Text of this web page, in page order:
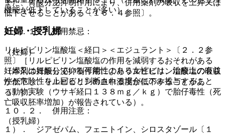
機能が低下していることが多い）。
妊婦・授乳婦
（妊婦）
妊婦又は妊娠している可能性のある女性には、治療上の有益
性が危険性を上回ると判断される場合にのみ投与すること
（動物実験（ウサギ経口１３８ｍｇ／ｋｇ）で胎仔毒性（死
亡吸収胚率増加）が報告されている）。
（授乳婦）
また、胃酸分泌抑制作用により、併用薬剤の吸収を上昇又は
低下させることがある〔１６．４参照〕。
１０．１． 併用禁忌：
リルピビリン塩酸塩＜経口＞＜エジュラント＞〔２．２参
照〕［リルピビリン塩酸塩の作用を減弱するおそれがある
（本剤の胃酸分泌抑制作用によりリルピビリン塩酸塩の吸収
が低下し、リルピビリンの血中濃度が低下することがあ
る）］。
１０．２． 併用注意：
１）． ジアゼパム、フェニトイン、シロスタゾール〔１